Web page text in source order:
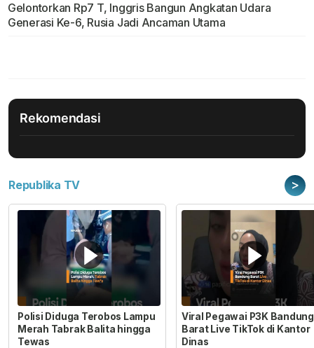
Gelontorkan Rp7 T, Inggris Bangun Angkatan Udara
Generasi Ke-6, Rusia Jadi Ancaman Utama
Rekomendasi
Republika TV >
Polisi Diduga Terobos Lampu
Merah Tabrak Balita hingga
Tewas
Viral Pegawai P3K Bandung
Barat Live TikTok di Kantor
Dinas